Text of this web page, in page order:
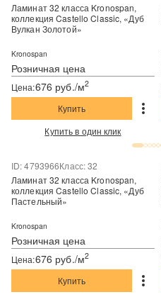
Розничная цена
Цена:676 руб./м2
Ламинат 32 класса Kronospan,
коллекция Castello Classic, «Дуб
Вулкан Золотой»
Kronospan
Купить
Купить в один клик
Розничная цена
ID: 4793966Класс: 32
Цена:676 руб./м2
Ламинат 32 класса Kronospan,
коллекция Castello Classic, «Дуб
Пастельный»
Kronospan
Купить